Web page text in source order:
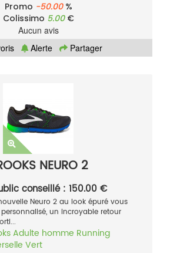
Promo -50.00%
Colissimo 5.00€
Aucun avis
Alerte Partager
NEURO 2
conseillé : 150.00 €
Neuro 2 au look épuré vous
un incroyable retour
Adulte homme Running
Vert